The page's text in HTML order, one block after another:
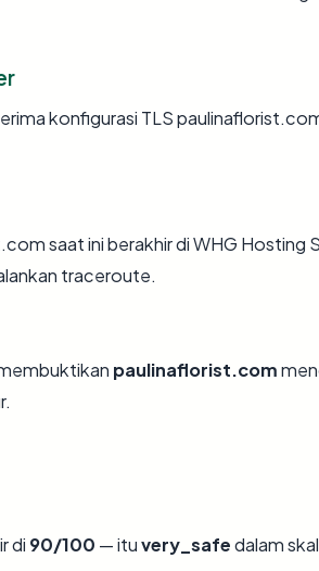
konfigurasi TLS
saat ini berakhir di WHG
traceroute.
paulinaflorist.com
di 90/100 — ituvery_safedalam